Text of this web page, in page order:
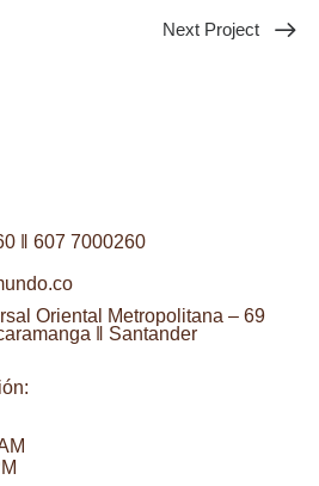
Next Project
‖ 607 7000260
Oriental Metropolitana – 69
‖ Santander